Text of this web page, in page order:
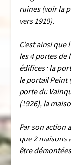
ruines (voir la
vers 1910).
C’est ainsi
les 4 portes de
édifices : la
le portail Peint
porte du
(1926), la
Par son action
que 2 maisons
être